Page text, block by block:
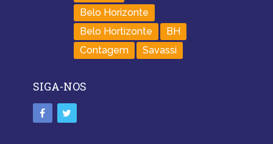
Belo Horizonte
Belo Hortizonte
BH
Contagem
Savassi
SIGA-NOS